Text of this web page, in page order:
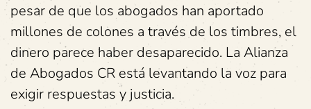
pesar de que los abogados han aportado
millones de colones a través de los timbres, el
dinero parece haber desaparecido. La Alianza
de Abogados CR está levantando la voz para
exigir respuestas y justicia.